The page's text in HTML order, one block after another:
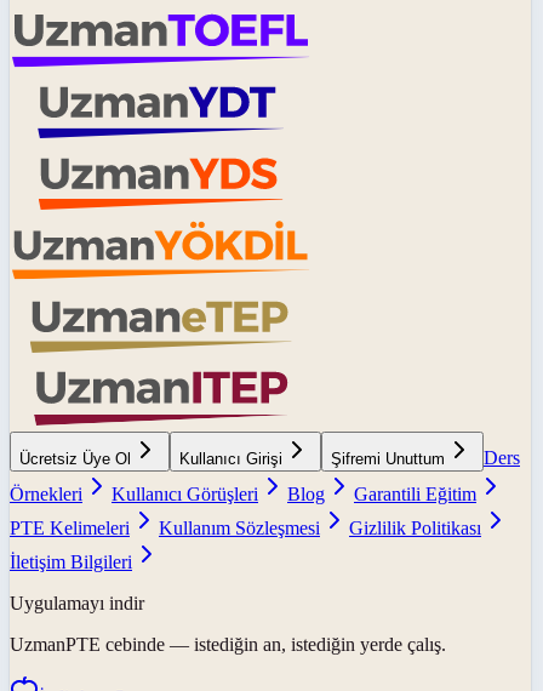
Ücretsiz Üye Ol Kullanıcı Girişi Şifremi Unuttum
Ders
Örnekleri
Kullanıcı Görüşleri Blog
Garantili Eğitim
PTE Kelimeleri
Kullanım Sözleşmesi
Gizlilik Politikası
İletişim Bilgileri
Uygulamayı indir
UzmanPTE cebinde — istediğin an, istediğin yerde çalış.